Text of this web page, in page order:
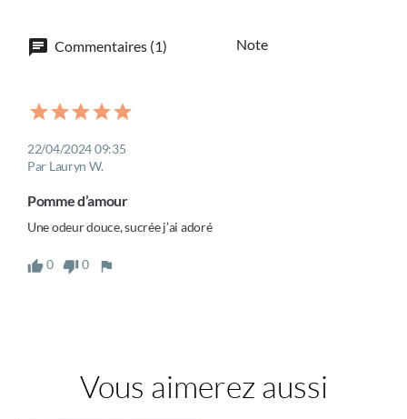
Commentaires (1) Note
22/04/2024 09:35
Par Lauryn W.
Pomme d’amour
Une odeur douce, sucrée j’ai adoré
0 0
Vous aimerez aussi